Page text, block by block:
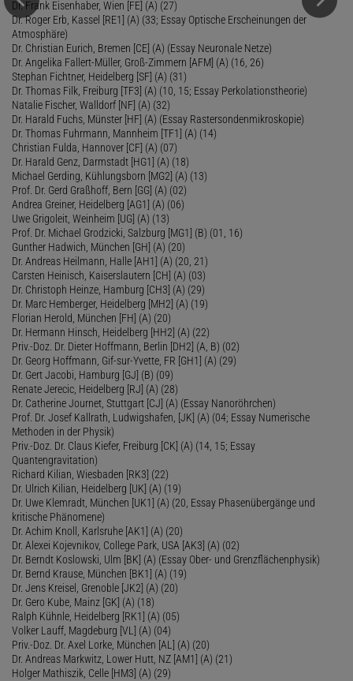
Dr. Frank Eisenhaber, Wien [FE] (A) (27)
Dr. Roger Erb, Kassel [RE1] (A) (33; Essay Optische Erscheinungen der
Atmosphäre)
Dr. Christian Eurich, Bremen [CE] (A) (Essay Neuronale Netze)
Dr. Angelika Fallert-Müller, Groß-Zimmern [AFM] (A) (16, 26)
Stephan Fichtner, Heidelberg [SF] (A) (31)
Dr. Thomas Filk, Freiburg [TF3] (A) (10, 15; Essay Perkolationstheorie)
Natalie Fischer, Walldorf [NF] (A) (32)
Dr. Harald Fuchs, Münster [HF] (A) (Essay Rastersondenmikroskopie)
Dr. Thomas Fuhrmann, Mannheim [TF1] (A) (14)
Christian Fulda, Hannover [CF] (A) (07)
Dr. Harald Genz, Darmstadt [HG1] (A) (18)
Michael Gerding, Kühlungsborn [MG2] (A) (13)
Prof. Dr. Gerd Graßhoff, Bern [GG] (A) (02)
Andrea Greiner, Heidelberg [AG1] (A) (06)
Uwe Grigoleit, Weinheim [UG] (A) (13)
Prof. Dr. Michael Grodzicki, Salzburg [MG1] (B) (01, 16)
Gunther Hadwich, München [GH] (A) (20)
Dr. Andreas Heilmann, Halle [AH1] (A) (20, 21)
Carsten Heinisch, Kaiserslautern [CH] (A) (03)
Dr. Christoph Heinze, Hamburg [CH3] (A) (29)
Dr. Marc Hemberger, Heidelberg [MH2] (A) (19)
Florian Herold, München [FH] (A) (20)
Dr. Hermann Hinsch, Heidelberg [HH2] (A) (22)
Priv.-Doz. Dr. Dieter Hoffmann, Berlin [DH2] (A, B) (02)
Dr. Georg Hoffmann, Gif-sur-Yvette, FR [GH1] (A) (29)
Dr. Gert Jacobi, Hamburg [GJ] (B) (09)
Renate Jerecic, Heidelberg [RJ] (A) (28)
Dr. Catherine Journet, Stuttgart [CJ] (A) (Essay Nanoröhrchen)
Prof. Dr. Josef Kallrath, Ludwigshafen, [JK] (A) (04; Essay Numerische
Methoden in der Physik)
Priv.-Doz. Dr. Claus Kiefer, Freiburg [CK] (A) (14, 15; Essay
Quantengravitation)
Richard Kilian, Wiesbaden [RK3] (22)
Dr. Ulrich Kilian, Heidelberg [UK] (A) (19)
Dr. Uwe Klemradt, München [UK1] (A) (20, Essay Phasenübergänge und
kritische Phänomene)
Dr. Achim Knoll, Karlsruhe [AK1] (A) (20)
Dr. Alexei Kojevnikov, College Park, USA [AK3] (A) (02)
Dr. Berndt Koslowski, Ulm [BK] (A) (Essay Ober- und Grenzflächenphysik)
Dr. Bernd Krause, München [BK1] (A) (19)
Dr. Jens Kreisel, Grenoble [JK2] (A) (20)
Dr. Gero Kube, Mainz [GK] (A) (18)
Ralph Kühnle, Heidelberg [RK1] (A) (05)
Volker Lauff, Magdeburg [VL] (A) (04)
Priv.-Doz. Dr. Axel Lorke, München [AL] (A) (20)
Dr. Andreas Markwitz, Lower Hutt, NZ [AM1] (A) (21)
Holger Mathiszik, Celle [HM3] (A) (29)